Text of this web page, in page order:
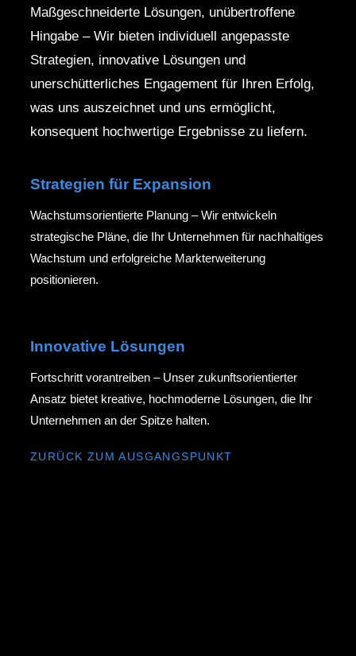
Maßgeschneiderte Lösungen, unübertroffene
Hingabe – Wir bieten individuell angepasste
Strategien, innovative Lösungen und
unerschütterliches Engagement für Ihren Erfolg,
was uns auszeichnet und uns ermöglicht,
konsequent hochwertige Ergebnisse zu liefern.
Strategien für Expansion
Wachstumsorientierte Planung – Wir entwickeln
strategische Pläne, die Ihr Unternehmen für nachhaltiges
Wachstum und erfolgreiche Markterweiterung
positionieren.
Innovative Lösungen
Fortschritt vorantreiben – Unser zukunftsorientierter
Ansatz bietet kreative, hochmoderne Lösungen, die Ihr
Unternehmen an der Spitze halten.
ZURÜCK ZUM AUSGANGSPUNKT